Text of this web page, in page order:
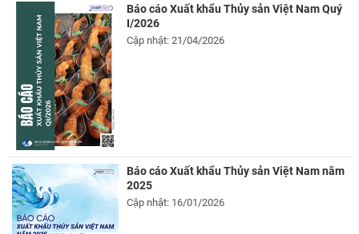
Báo cáo Xuất khẩu Thủy sản Việt Nam Quý
I/2026
Cập nhật: 21/04/2026
Báo cáo Xuất khẩu Thủy sản Việt Nam năm
2025
Cập nhật: 16/01/2026